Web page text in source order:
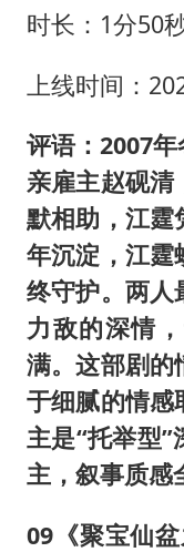
时长：1分50
上线时间：
评语：2007
亲雇主赵砚清
默相助，江霆
年沉淀，江霆
终守护。两人
力敌的深情
满。这部剧的
于细腻的情感
主是“托举型
主，叙事质感
09《聚宝仙